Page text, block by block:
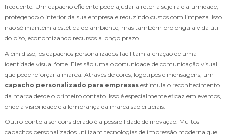
frequente. Um capacho eficiente pode ajudar a reter a sujeira e a umidade,
protegendo o interior da sua empresa e reduzindo custos com limpeza. Isso
não só mantém a estética do ambiente, mas também prolonga a vida útil
do piso, economizando recursos a longo prazo.
Além disso, os capachos personalizados facilitam a criação de uma
identidade visual forte. Eles são uma oportunidade de comunicação visual
que pode reforçar a marca. Através de cores, logotipos e mensagens, um
capacho personalizado para empresas estimula o reconhecimento
da marca desde o primeiro contato. Isso é especialmente eficaz em eventos,
onde a visibilidade e a lembrança da marca são cruciais.
Outro ponto a ser considerado é a possibilidade de inovação. Muitos
capachos personalizados utilizam tecnologias de impressão moderna que